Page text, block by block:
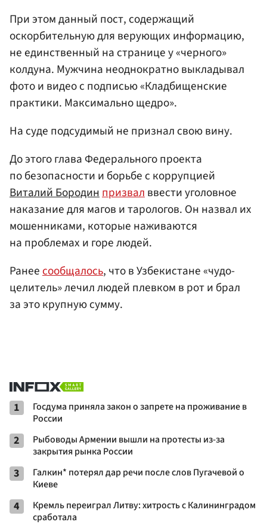
При этом данный пост, содержащий
оскорбительную для верующих информацию,
не единственный на странице у «черного»
колдуна. Мужчина неоднократно выкладывал
фото и видео с подписью «Кладбищенские
практики. Максимально щедро».
На суде подсудимый не признал свою вину.
До этого глава Федерального проекта
по безопасности и борьбе с коррупцией
Виталий Бородинпризвалввести уголовное
наказание для магов и тарологов. Он назвал их
мошенниками, которые наживаются
на проблемах и горе людей.
Ранеесообщалось, что в Узбекистане «чудо-
целитель» лечил людей плевком в рот и брал
за это крупную сумму.
1
Госдума приняла закон о запрете на проживание в
России
2
Рыбоводы Армении вышли на протесты из-за
закрытия рынка России
3
Галкин* потерял дар речи после слов Пугачевой о
Киеве
4
Кремль переиграл Литву: хитрость с Калининградом
сработала